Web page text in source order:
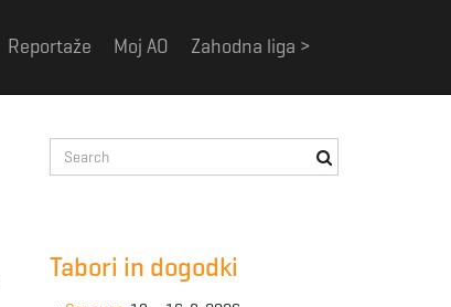
Reportaže Moj AO Zahodna liga >
e
Tabori in dogodki